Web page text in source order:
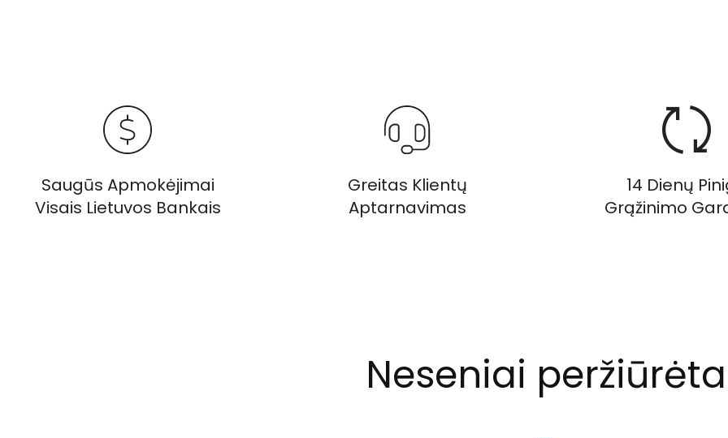
Saugūs Apmokėjimai
Visais Lietuvos Bankais
Greitas Klientų
Aptarnavimas
14 Dienų
Grąžinimo
Neseniai peržiūrėta